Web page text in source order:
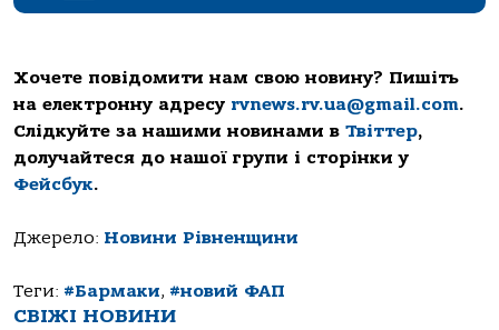
Хочете повідомити нам свою новину? Пишіть
на електронну адресу rvnews.rv.ua@gmail.com.
Слідкуйте за нашими новинами в Твіттер,
долучайтеся до нашої групи і сторінки у
Фейсбук.
Джерело: Новини Рівненщини
Теги: #Бармаки, #новий ФАП
СВІЖІ НОВИНИ